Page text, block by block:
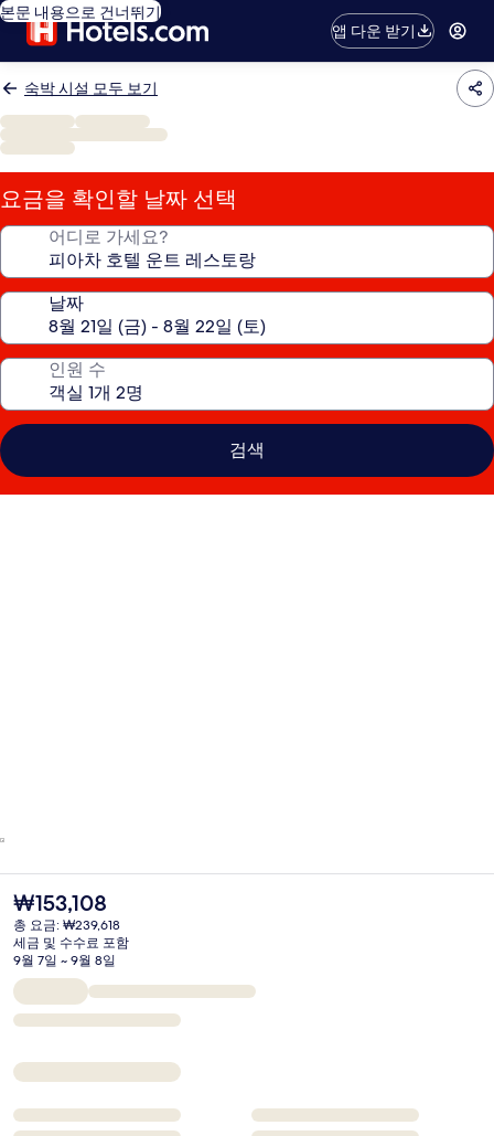
본문 내용으로 건너뛰기
앱 다운 받기
숙박 시설 모두 보기
요금을 확인할 날짜 선택
어디로 가세요?
날짜
인원 수
검색
현
재
가
격
은
₩153,108
₩153,108
총 요금: ₩239,618
세금 및 수수료 포함
9월 7일 ~ 9월 8일